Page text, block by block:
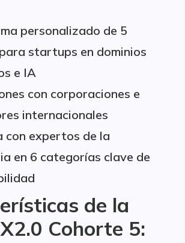
personalizado de 5
startups en dominios
e IA
con corporaciones e
internacionales
con expertos de la
en 6 categorías clave de
de la
Cohorte 5: